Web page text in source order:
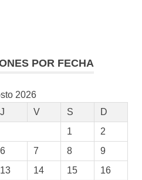
POR FECHA
2026
J V S
D
1
2
6 7 8
9
13 14 15
16